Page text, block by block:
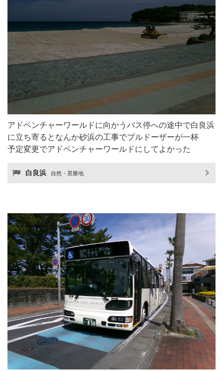
アドベンチャーワールドに向かうバス停への途中で白良浜
に立ち寄るとなんか砂浜の工事でブルドーザーが一杯
予定変更でアドベンチャーワールドにしてよかった
白良浜 自然・景勝地